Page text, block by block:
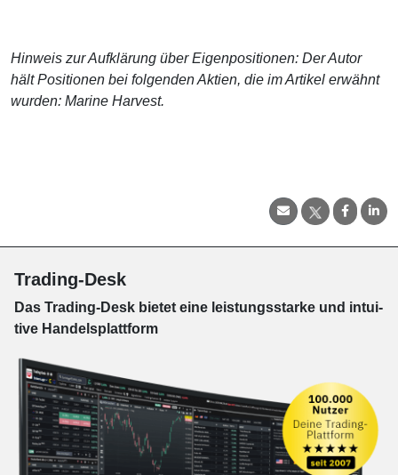
Hinweis zur Aufklärung über Eigenpositionen: Der Autor
hält Positionen bei folgenden Aktien, die im Artikel erwähnt
wurden: Marine Harvest.
Trading-Desk
Das Trading-Desk bie­tet eine leis­tungs­star­ke und in­tui­
tive Han­dels­platt­form